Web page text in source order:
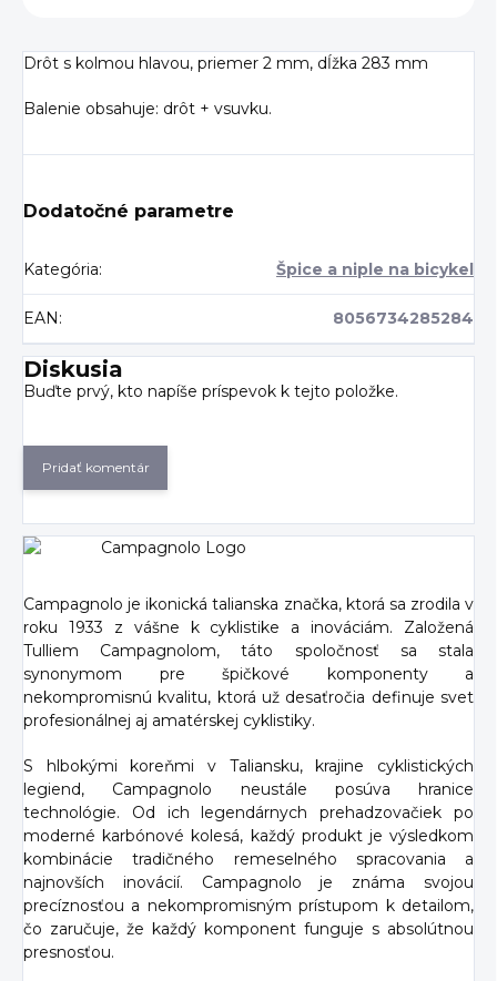
Drôt s kolmou hlavou, priemer 2 mm, dĺžka 283 mm
Balenie obsahuje: drôt + vsuvku.
Dodatočné parametre
Kategória: Špice a niple na bicykel
EAN : 8056734285284
Diskusia
Buďte prvý, kto napíše príspevok k tejto položke.
Pridať komentár
Campagnolo je ikonická talianska značka, ktorá sa zrodila v
roku 1933 z vášne k cyklistike a inováciám. Založená
Tulliem Campagnolom, táto spoločnosť sa stala
synonymom pre špičkové komponenty a
nekompromisnú kvalitu, ktorá už desaťročia definuje svet
profesionálnej aj amatérskej cyklistiky.
S hlbokými koreňmi v Taliansku, krajine cyklistických
legiend, Campagnolo neustále posúva hranice
technológie. Od ich legendárnych prehadzovačiek po
moderné karbónové kolesá, každý produkt je výsledkom
kombinácie tradičného remeselného spracovania a
najnovších inovácií. Campagnolo je známa svojou
precíznosťou a nekompromisným prístupom k detailom,
čo zaručuje, že každý komponent funguje s absolútnou
presnosťou.